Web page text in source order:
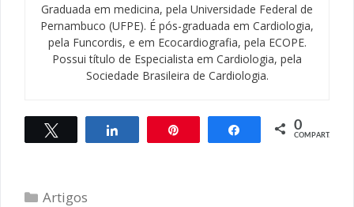
Graduada em medicina, pela Universidade Federal de
Pernambuco (UFPE). É pós-graduada em Cardiologia,
pela Funcordis, e em Ecocardiografia, pela ECOPE.
Possui título de Especialista em Cardiologia, pela
Sociedade Brasileira de Cardiologia.
Compartilhar Compartilhar
0
COMPART.
Categorias
Artigos